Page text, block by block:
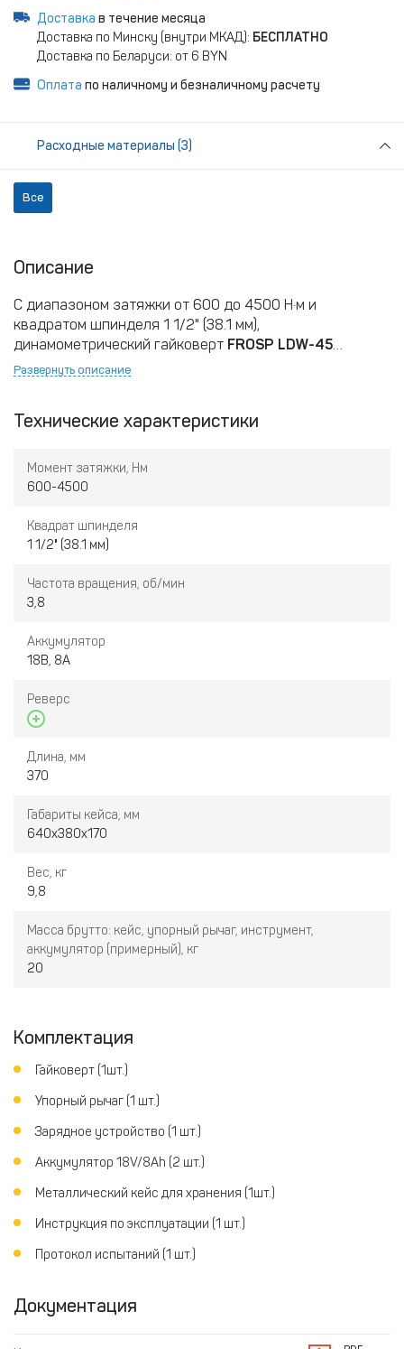
Доставка в течение месяца
Доставка по Минску (внутри МКАД): БЕСПЛАТНО
Доставка по Беларуси: от 6 BYN
Оплата по наличному и безналичному расчету
Расходные материалы (3)
Все
Описание
С диапазоном затяжки от 600 до 4500 Н·м и
квадратом шпинделя 1 1/2" (38.1 мм),
динамометрический гайковерт FROSP LDW-45
идеально подходит для работы с крепежами,
силы затягивания, и инструмент автоматически
точностью до 5%. Бесщеточный двигатель 18 В делает
инструмент компактным и удобным в использовании.
гарантирует точность при любых изменениях
мощности, а интеллектуальная функция подбора
параметры для различных типов болтов.
Развернуть описание
Технические характеристики
Момент затяжки, Нм
600-4500
Квадрат шпинделя
1 1/2" (38.1 мм)
Частота вращения, об/мин
3,8
Аккумулятор
18В, 8А
Реверс
Длина, мм
370
Габариты кейса, мм
640х380х170
Вес, кг
9,8
Масса брутто: кейс, упорный рычаг, инструмент,
аккумулятор (примерный), кг
20
Комплектация
Гайковерт (1шт.)
Упорный рычаг (1 шт.)
Зарядное устройство (1 шт.)
Аккумулятор 18V/8Ah (2 шт.)
Металлический кейс для хранения (1шт.)
Инструкция по эксплуатации (1 шт.)
Протокол испытаний (1 шт.)
Документация